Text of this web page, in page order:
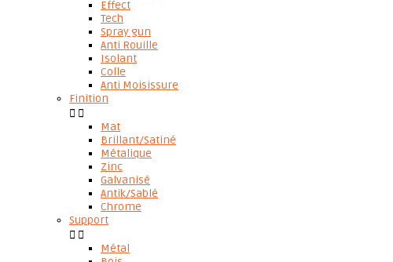
Effect
Tech
Spray gun
Anti Rouille
Isolant
Colle
Anti Moisissure
Finition
 
Mat
Brillant/Satiné
Métalique
Zinc
Galvanisé
Antik/Sablé
Chrome
Support
 
Métal